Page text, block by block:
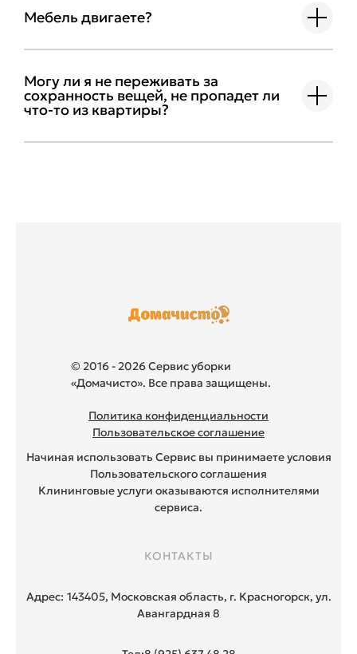
Мебель двигаете?
Могу ли я не переживать за
сохранность вещей, не пропадет ли
что-то из квартиры?
© 2016 - 2026 Сервис уборки
«Домачисто». Все права защищены.
Политика конфиденциальности
Пользовательское соглашение
Начиная использовать Сервис вы принимаете условия
Пользовательского соглашения
Клининговые услуги оказываются исполнителями
сервиса.
КОНТАКТЫ
Адрес: 143405, Московская область, г. Красногорск, ул.
Авангардная 8